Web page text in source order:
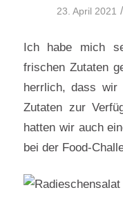
23. April 2021 /
Ich habe mich
frischen Zutaten
herrlich, dass wir
Zutaten zur
hatten wir auch
bei der Food-